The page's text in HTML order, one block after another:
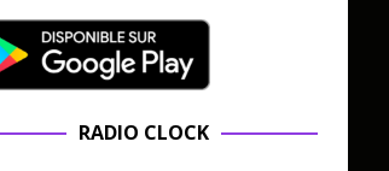
RADIO CLOCK